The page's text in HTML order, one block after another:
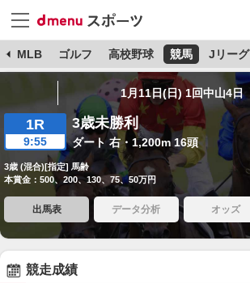
MLB ゴルフ 高校野球 競馬 Jリーグ
1月11日(日) 1回中山4日
1R
9:55
3歳未勝利
ダート 右・1,200m 16頭
3歳 (混合)[指定] 馬齢
本賞金：500、200、130、75、50万円
出馬表 データ分析 オッズ
競走成績